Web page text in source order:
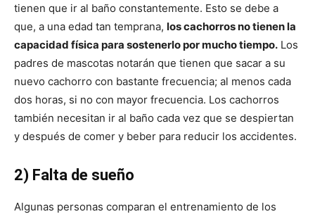
de
Cachorros
tienen que ir al baño constantemente. Esto se debe a
que, a una edad tan temprana, los cachorros no tienen la
capacidad física para sostenerlo por mucho tiempo. Los
padres de mascotas notarán que tienen que sacar a su
nuevo cachorro con bastante frecuencia; al menos cada
dos horas, si no con mayor frecuencia. Los cachorros
también necesitan ir al baño cada vez que se despiertan
y después de comer y beber para reducir los accidentes.
2) Falta de sueño
Algunas personas comparan el entrenamiento de los